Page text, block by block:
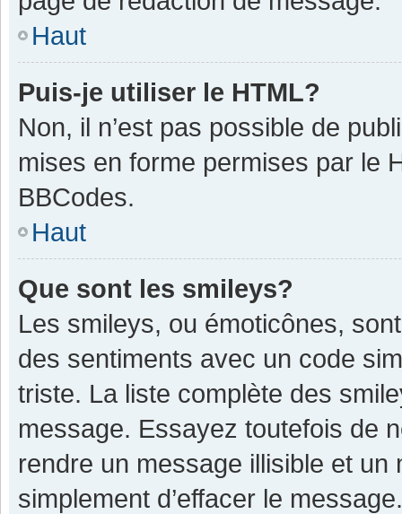
Haut
Puis-je utiliser le HTML?
Non, il n’est pas possible de
mises en forme permises par le
BBCodes.
Haut
Que sont les smileys?
Les smileys, ou émoticônes,
des sentiments avec un code
triste. La liste complète des
message. Essayez toutefois de
rendre un message illisible et
simplement d’effacer le